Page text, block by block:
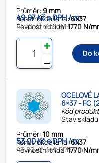
Průměr: 9 mm
Konstrukce lana:6x37
Pevnostní třída:1770 N/
49.97 Kč s DPH / m
41.30 Kč bez DPH / m
⚊
✚
Do
OCELOVÉ
6×37 - FC
Kód
Stav skladu:
Průměr:10 mm
Konstrukce lana:6x37
Pevnostní třída:1770 N/
53.00 Kč s DPH / m
43.80 Kč bez DPH / m